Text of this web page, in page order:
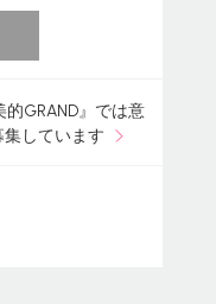
的GRAND』では意
しています